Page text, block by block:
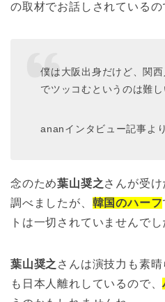
の取材でお話しされているの
僕は大阪出身だけど、関
でツッコむというのは難し
ananインタビュー記事よ
念のため葉山奨之さんが受
調べましたが、 韓国のハーフ
トは一切されていませんでし
葉山奨之 さんは演技力も素
も日本人離れしているので、